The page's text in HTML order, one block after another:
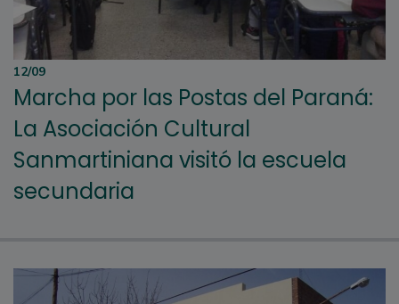
12/09
Marcha por las Postas del Paraná:
La Asociación Cultural
Sanmartiniana visitó la escuela
secundaria